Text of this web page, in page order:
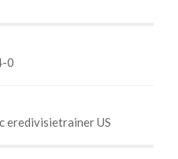
0
eredivisietrainer US